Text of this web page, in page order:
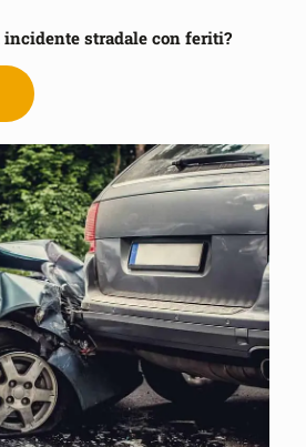
incidente stradale con feriti?